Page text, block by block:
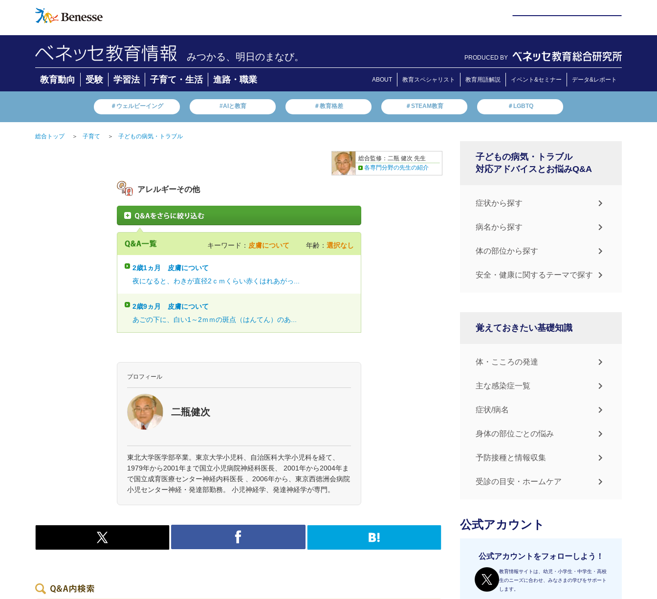
みつかる、明日のまなび。 PRODUCED BY
教育動向 受験 学習法 子育て・生活 進路・職業 ABOUT 教育スペシャリスト 教育用語解説 イベント&セミナー データ&レポート
＃ウェルビーイング #AIと教育 ＃教育格差 ＃STEAM教育 ＃LGBTQ
総合トップ ＞ 子育て ＞ 子どもの病気・トラブル
総合監修：二瓶 健次 先生
各専門分野の先生の紹介
アレルギーその他
キーワード： 皮膚について 年齢： 選択なし
2歳1ヵ月
皮膚について
夜になると、わきが直径2ｃｍくらい赤くはれあがっ...
2歳9ヵ月
皮膚について
あごの下に、白い1～2ｍｍの斑点（はんてん）のあ...
プロフィール
二瓶健次
東北大学医学部卒業。東京大学小児科、自治医科大学小児科を経て、
1979年から2001年まで国立小児病院神経科医長、 2001年から2004年ま
で国立成育医療センター神経内科医長 、2006年から、東京西徳洲会病院
小児センター神経・発達部勤務。 小児神経学、発達神経学が専門。
子どもの病気・トラブル
対応アドバイスとお悩みQ&A
症状から探す
病名から探す
体の部位から探す
安全・健康に関するテーマで探す
覚えておきたい基礎知識
体・こころの発達
主な感染症一覧
症状/病名
身体の部位ごとの悩み
予防接種と情報収集
受診の目安・ホームケア
公式アカウント
公式アカウントをフォローしよう！
教育情報サイトは、幼児・小学生・中学生・高校
生のニーズに合わせ、みなさまの学びをサポート
します。